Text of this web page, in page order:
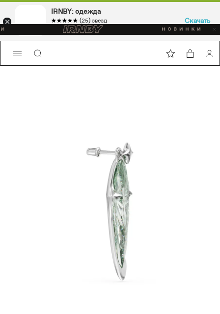
IRNBY: одежда
☆☆☆☆☆
★★★★★ (25) звезд
Sport & casual, аксессуары
Скачать